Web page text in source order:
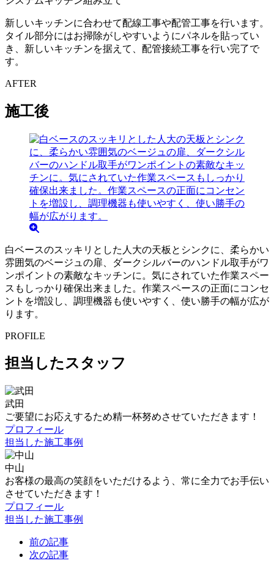
新しいキッチンに合わせて配線工事や配管工事を行います。
タイル部分にはお掃除がしやすいようにパネルを貼ってい
き、新しいキッチンを据えて、配管接続工事を行い完了で
す。
AFTER
施工後
白ベースのスッキリとした人大の天板とシンクに、柔らかい
雰囲気のベージュの扉、ダークシルバーのハンドル取手がワ
ンポイントの素敵なキッチンに。気にされていた作業スペー
スもしっかり確保出来ました。作業スペースの正面にコンセ
ントを増設し、調理機器も使いやすく、使い勝手の幅が広が
ります。
PROFILE
担当したスタッフ
武田
ご要望にお応えするため精一杯努めさせていただきます！
プロフィール
担当した施工事例
中山
お客様の最高の笑顔をいただけるよう、常に全力でお手伝い
させていただきます！
プロフィール
担当した施工事例
前の記事
次の記事